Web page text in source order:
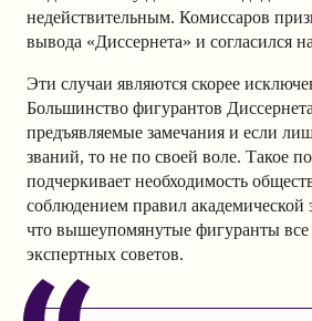
недействительным. Комиссаров
вывода «Диссернета» и согласился
Эти случаи являются скорее
Большинство фигурантов
предъявляемые замечания и если
званий, то не по своей воле. Такое
подчеркивает необходимость
соблюдением правил академической
что вышеупомянутые фигуранты все
экспертных советов.